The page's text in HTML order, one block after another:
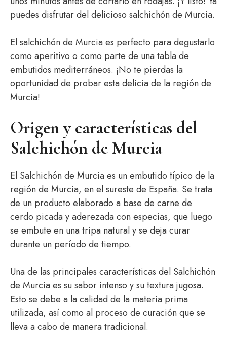
puedes disfrutar del delicioso salchichón de Murcia.
El salchichón de Murcia es perfecto para degustarlo
como aperitivo o como parte de una tabla de
embutidos mediterráneos. ¡No te pierdas la
oportunidad de probar esta delicia de la región de
Murcia!
Origen y características del
Salchichón de Murcia
El Salchichón de Murcia es un embutido típico de la
región de Murcia, en el sureste de España. Se trata
de un producto elaborado a base de carne de
cerdo picada y aderezada con especias, que luego
se embute en una tripa natural y se deja curar
durante un período de tiempo.
Una de las principales características del Salchichón
de Murcia es su sabor intenso y su textura jugosa.
Esto se debe a la calidad de la materia prima
utilizada, así como al proceso de curación que se
lleva a cabo de manera tradicional.